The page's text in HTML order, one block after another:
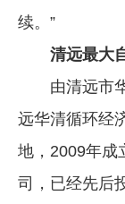
续。”
清远最大
由清远市华
远华清循环经
地，2009年成
司，已经先后